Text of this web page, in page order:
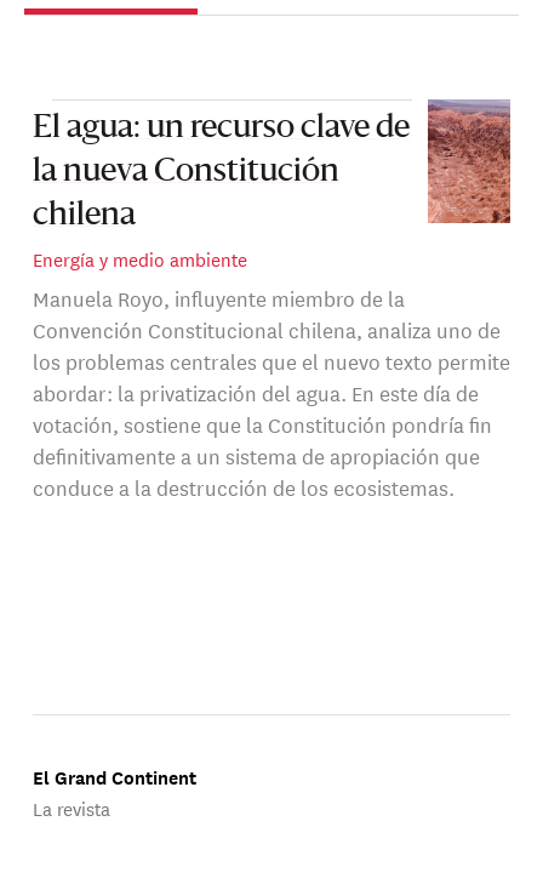
El agua: un recurso clave de
la nueva Constitución
chilena
Energía y medio ambiente
Manuela Royo, influyente miembro de la
Convención Constitucional chilena, analiza uno de
los problemas centrales que el nuevo texto permite
abordar: la privatización del agua. En este día de
votación, sostiene que la Constitución pondría fin
definitivamente a un sistema de apropiación que
conduce a la destrucción de los ecosistemas.
El Grand Continent
La revista